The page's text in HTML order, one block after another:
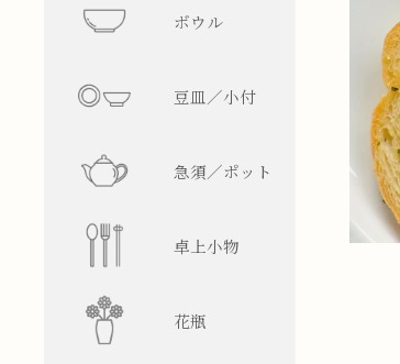
ボウル
豆皿／小付
急須／ポット
卓上小物
花瓶